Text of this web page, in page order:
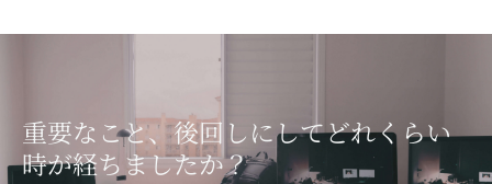
重要なこと、後回しにしてどれくらい
時が経ちましたか？